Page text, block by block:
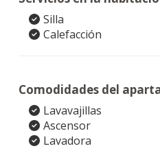
Silla
Calefacción
Comodidades del
Lavavajillas
Ascensor
Lavadora